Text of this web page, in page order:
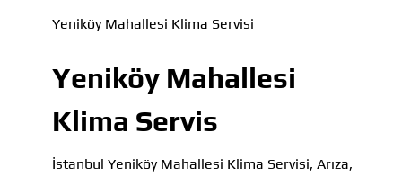
Yeniköy Mahallesi Klima Servisi
Yeniköy Mahallesi
Klima Servis
İstanbul Yeniköy Mahallesi Klima Servisi, Arıza,